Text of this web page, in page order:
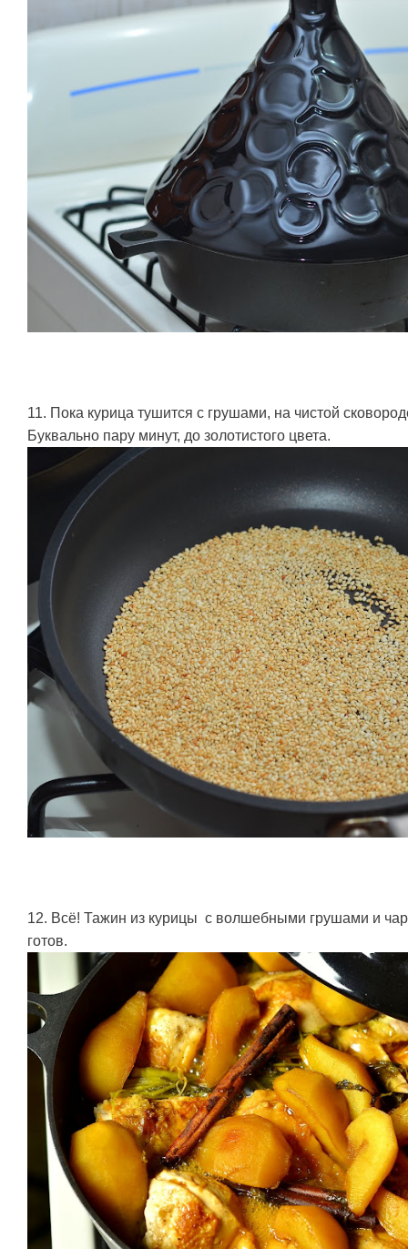
11. Пока курица тушится с грушами, на чистой
Буквально пару минут, до золотистого цвета.
12. Всё! Тажин из курицы с волшебными грушами и
готов.